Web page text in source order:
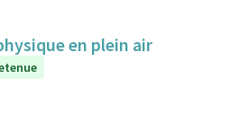
en plein air